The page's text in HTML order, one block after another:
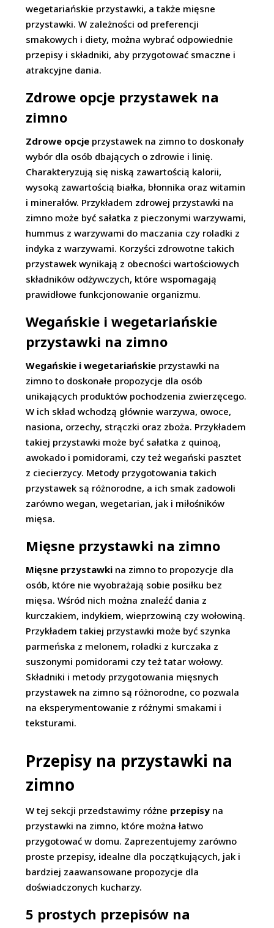
wegetariańskie przystawki, a także mięsne
przystawki. W zależności od preferencji
smakowych i diety, można wybrać odpowiednie
przepisy i składniki, aby przygotować smaczne i
atrakcyjne dania.
Zdrowe opcje przystawek na
zimno
Zdrowe opcje przystawek na zimno to doskonały
wybór dla osób dbających o zdrowie i linię.
Charakteryzują się niską zawartością kalorii,
wysoką zawartością białka, błonnika oraz witamin
i minerałów. Przykładem zdrowej przystawki na
zimno może być sałatka z pieczonymi warzywami,
hummus z warzywami do maczania czy roladki z
indyka z warzywami. Korzyści zdrowotne takich
przystawek wynikają z obecności wartościowych
składników odżywczych, które wspomagają
prawidłowe funkcjonowanie organizmu.
Wegańskie i wegetariańskie
przystawki na zimno
Wegańskie i wegetariańskie przystawki na
zimno to doskonałe propozycje dla osób
unikających produktów pochodzenia zwierzęcego.
W ich skład wchodzą głównie warzywa, owoce,
nasiona, orzechy, strączki oraz zboża. Przykładem
takiej przystawki może być sałatka z quinoą,
awokado i pomidorami, czy też wegański pasztet
z ciecierzycy. Metody przygotowania takich
przystawek są różnorodne, a ich smak zadowoli
zarówno wegan, wegetarian, jak i miłośników
mięsa.
Mięsne przystawki na zimno
Mięsne przystawki na zimno to propozycje dla
osób, które nie wyobrażają sobie posiłku bez
mięsa. Wśród nich można znaleźć dania z
kurczakiem, indykiem, wieprzowiną czy wołowiną.
Przykładem takiej przystawki może być szynka
parmeńska z melonem, roladki z kurczaka z
suszonymi pomidorami czy też tatar wołowy.
Składniki i metody przygotowania mięsnych
przystawek na zimno są różnorodne, co pozwala
na eksperymentowanie z różnymi smakami i
teksturami.
Przepisy na przystawki na
zimno
W tej sekcji przedstawimy różne przepisy na
przystawki na zimno, które można łatwo
przygotować w domu. Zaprezentujemy zarówno
proste przepisy, idealne dla początkujących, jak i
bardziej zaawansowane propozycje dla
doświadczonych kucharzy.
5 prostych przepisów na